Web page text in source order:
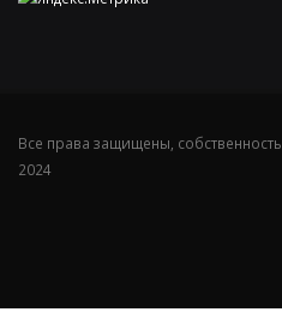
Все права защищены, собственность
2024